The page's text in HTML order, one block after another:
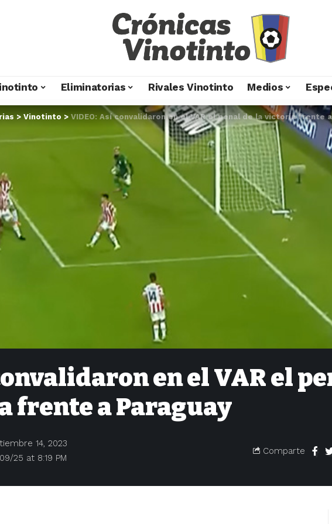
Eliminatorias Rivales Vinotinto Medios
> Vinotinto > VIDEO: Así convalidaron en el VAR el penal de la victoria frente
en el VAR el
frente a Paraguay
25 at 8:19 PM
14, 2023
Comparte